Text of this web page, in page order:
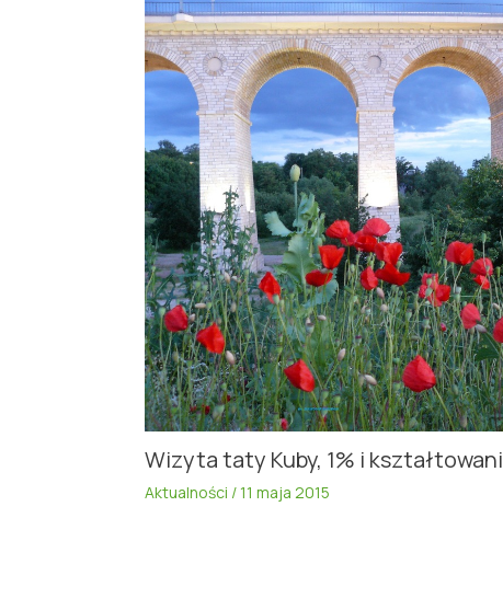
Wizyta taty Kuby, 1% i
Aktualności /11 maja 2015